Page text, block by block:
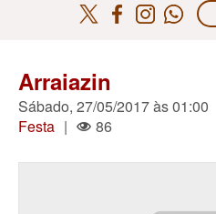
Arraiazin
Sábado, 27/05/2017 às 01:00
Festa | 86